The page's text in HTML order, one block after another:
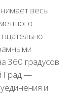
весь
360 градусов
Град —
и